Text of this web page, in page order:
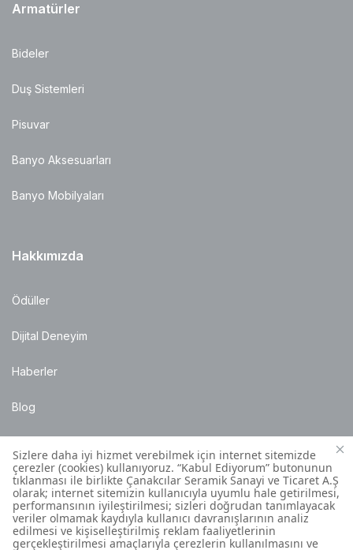
Armatürler
Bideler
Duş Sistemleri
Pisuvar
Banyo Aksesuarları
Banyo Mobilyaları
Hakkımızda
Ödüller
Dijital Deneyim
Haberler
Blog
Satış Noktaları
Montaj Bilgileri